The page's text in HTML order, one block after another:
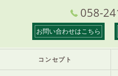
058-
お問い合わせはこちら
コンセプト